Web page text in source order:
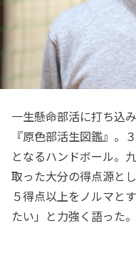
一生懸命部活に打ち込
『原色部活生図鑑』。
となるハンドボール。
取った大分の得点源と
５得点以上をノルマと
たい」と力強く語った。